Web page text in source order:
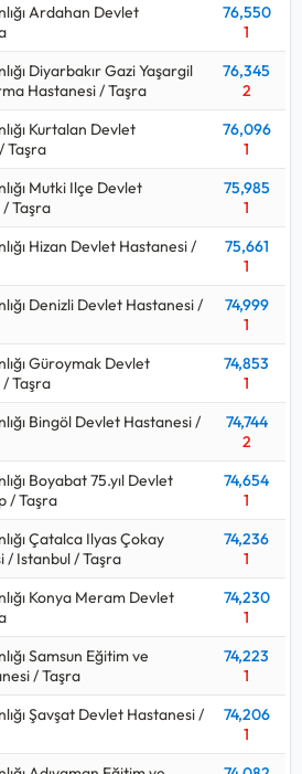
Ardahan Devlet
76,550
1
Diyarbakır Gazi Yaşargil
Hastanesi / Taşra
76,345
2
Kurtalan Devlet
Taşra
76,096
1
Mutki Ilçe Devlet
Taşra
75,985
1
Hizan Devlet Hastanesi /
75,661
1
Denizli Devlet Hastanesi /
74,999
1
Güroymak Devlet
Taşra
74,853
1
Bingöl Devlet Hastanesi /
74,744
2
Boyabat 75.yıl Devlet
/ Taşra
74,654
1
Çatalca Ilyas Çokay
/ Istanbul / Taşra
74,236
1
Konya Meram Devlet
74,230
1
Samsun Eğitim ve
/ Taşra
74,223
1
Şavşat Devlet Hastanesi /
74,206
1